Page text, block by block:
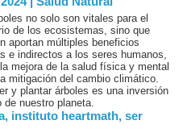
no solo son vitales para el
de los ecosistemas, sino que
aportan múltiples beneficios
e indirectos a los seres humanos,
mejora de la salud física y mental
mitigación del cambio climático.
y plantar árboles es una inversión
nuestro planeta.
, instituto heartmath, ser